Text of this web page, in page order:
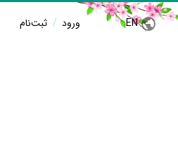
EN ورود / ثبت‌نام